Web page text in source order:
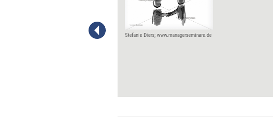
Stefanie Diers; www.managerseminare.de